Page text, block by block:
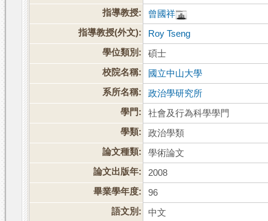
指導教授:
曾國祥
指導教授(外文):
Roy Tseng
學位類別:
碩士
校院名稱:
國立中山大學
系所名稱:
政治學研究所
學門:
社會及行為科學學門
學類:
政治學類
論文種類:
學術論文
論文出版年:
2008
畢業學年度:
96
語文別:
中文